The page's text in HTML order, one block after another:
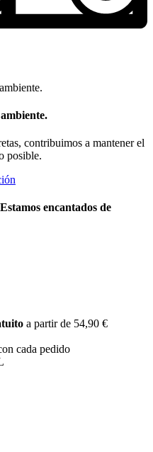
contribuimos a mantener el
posible.
encantados de
a partir de 54,90 €
cada pedido